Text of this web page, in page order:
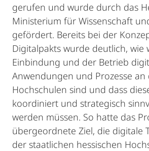
gerufen und wurde durch das
Ministerium für Wissenschaft
gefördert. Bereits bei der
Digitalpakts wurde deutlich, wie
Einbindung und der Betrieb
Anwendungen und Prozesse an
Hochschulen sind und dass
koordiniert und strategisch
werden müssen. So hatte das
übergeordnete Ziel, die digitale
der staatlichen hessischen